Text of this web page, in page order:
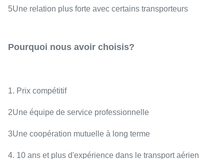
5Une relation plus forte avec certains transporteurs
Pourquoi nous avoir choisis?
1. Prix compétitif
2Une équipe de service professionnelle
3Une coopération mutuelle à long terme
4. 10 ans et plus d'expérience dans le transport aérien